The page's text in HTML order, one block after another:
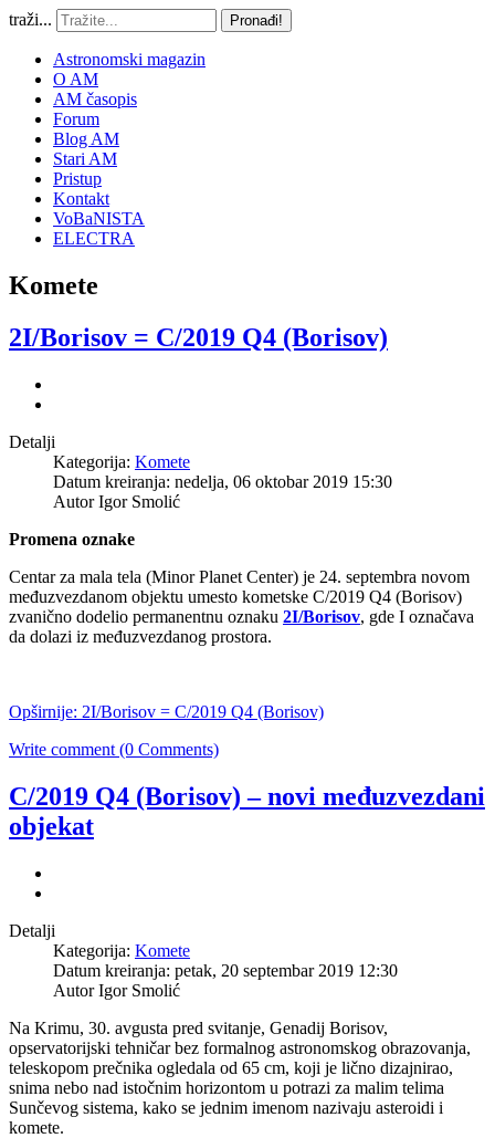
traži... Pronađi!
Astronomski magazin
O AM
AM časopis
Forum
Blog AM
Stari AM
Pristup
Kontakt
VoBaNISTA
ELECTRA
Komete
2I/Borisov = C/2019 Q4 (Borisov)
Detalji
Kategorija: Komete
Datum kreiranja: nedelja, 06 oktobar 2019 15:30
Autor Igor Smolić
Promena oznake
Centar za mala tela (Minor Planet Center) je 24. septembra novom
međuzvezdanom objektu umesto kometske C/2019 Q4 (Borisov)
zvanično dodelio permanentnu oznaku 2I/Borisov, gde I označava
da dolazi iz međuzvezdanog prostora.
Opširnije: 2I/Borisov = C/2019 Q4 (Borisov)
Write comment (0 Comments)
C/2019 Q4 (Borisov) – novi međuzvezdani
objekat
Detalji
Kategorija: Komete
Datum kreiranja: petak, 20 septembar 2019 12:30
Autor Igor Smolić
Na Krimu, 30. avgusta pred svitanje, Genadij Borisov,
opservatorijski tehničar bez formalnog astronomskog obrazovanja,
teleskopom prečnika ogledala od 65 cm, koji je lično dizajnirao,
snima nebo nad istočnim horizontom u potrazi za malim telima
Sunčevog sistema, kako se jednim imenom nazivaju asteroidi i
komete.